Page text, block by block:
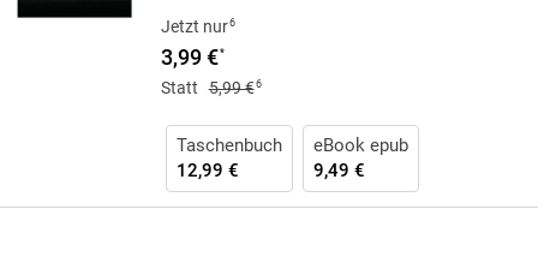
Jetzt nur6
3,99 €*
Statt 5,99 €6
Taschenbuch
12,99 €
eBook epub
9,49 €